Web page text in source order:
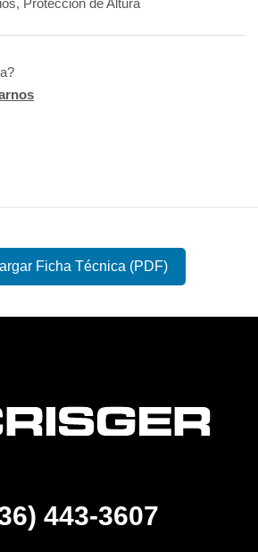
Ficha Técnica (PDF)
443-3607